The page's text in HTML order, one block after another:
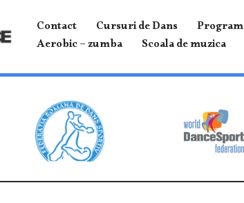
Contact Cursuri de Dans Program
Aerobic – zumba
Scoala de muzica